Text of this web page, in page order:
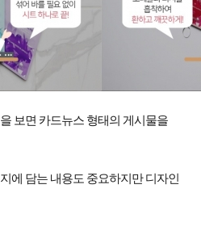
보면 카드뉴스 형태의 게시물을
에 담는 내용도 중요하지만 디자인